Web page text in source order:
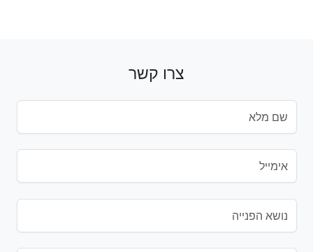
צרו קשר